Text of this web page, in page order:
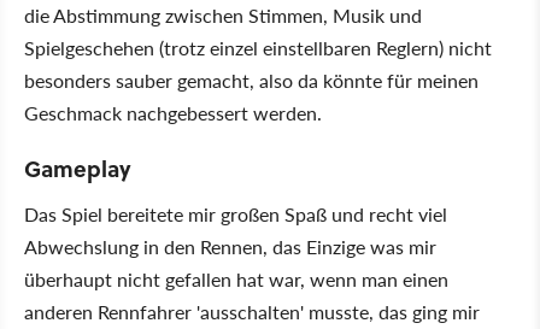
die Abstimmung zwischen Stimmen, Musik und
Spielgeschehen (trotz einzel einstellbaren Reglern) nicht
besonders sauber gemacht, also da könnte für meinen
Geschmack nachgebessert werden.
Gameplay
Das Spiel bereitete mir großen Spaß und recht viel
Abwechslung in den Rennen, das Einzige was mir
überhaupt nicht gefallen hat war, wenn man einen
anderen Rennfahrer 'ausschalten' musste, das ging mir